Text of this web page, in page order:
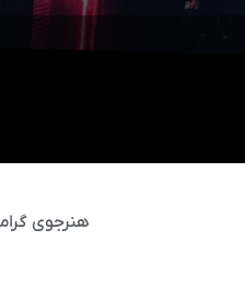
هنرجوی